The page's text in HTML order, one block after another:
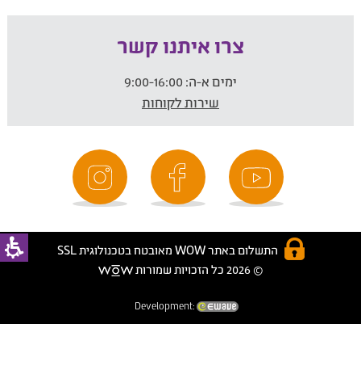
צרו איתנו קשר
ימים א-ה:
שירות לקוחות
התשלום באתר WOW מאובטח בטכנולוגית SSL
© 2026 כל הזכויות שמורות
Development: